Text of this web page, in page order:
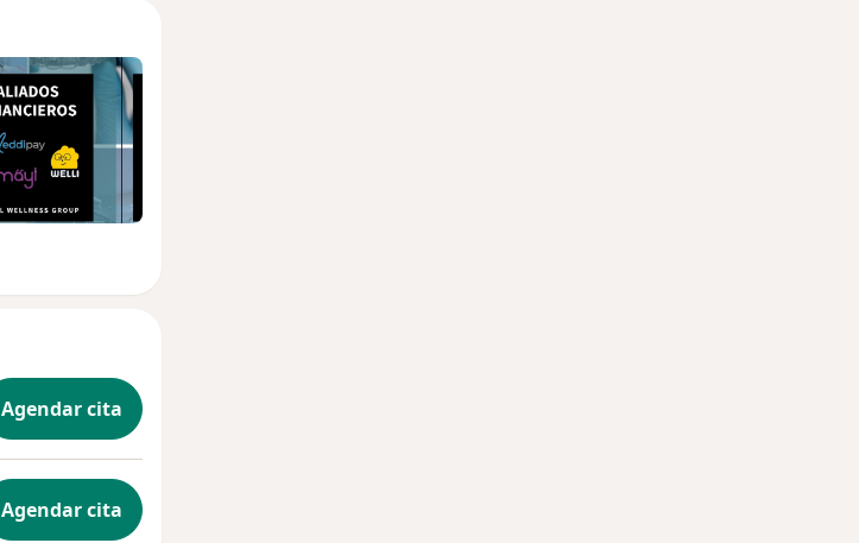
Agendar cita
Agendar cita